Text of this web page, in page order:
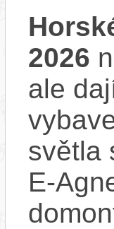
2026
ale
světla
E-